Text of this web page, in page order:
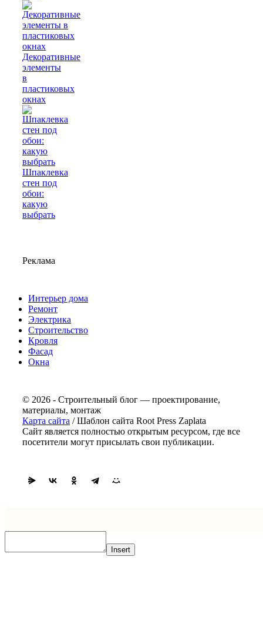
Декоративные
элементы
в
пластиковых
окнах
Шпаклевка
стен под
обои:
какую
выбрать
Реклама
Интерьер дома
Ремонт
Электрика
Строительство
Кровля
Фасад
Окна
© 2026 - Строительный блог — проектирование,
материалы, монтаж
Карта сайта / Шаблон сайта Root Press Zaplata
Сайт является полностью открытым ресурсом, где все
посетители могут присылать свои публикации.
Insert